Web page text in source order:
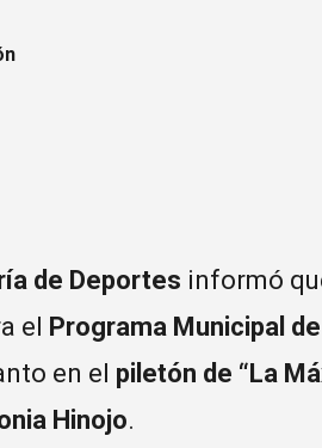
de Deportes informó
el
Programa Municipal
en el piletón de “La
Hinojo.